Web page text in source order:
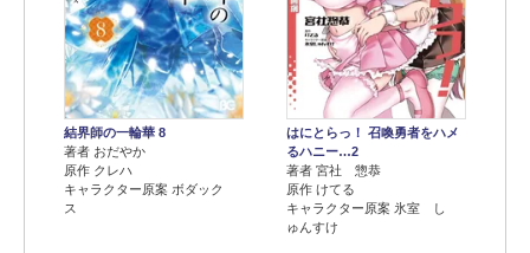
結界師の一輪華 8
著者 おだやか
原作 クレハ
キャラクター原案 ボダック
ス
はにとらっ！ 召喚勇者をハメ
るハニー…2
著者 宮社 惣恭
原作 けてる
キャラクター原案 氷室 し
ゅんすけ